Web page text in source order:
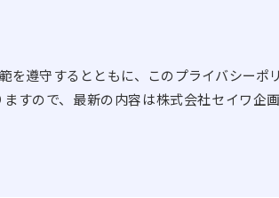
を遵守するとともに、このプライバシーポ
すので、最新の内容は株式会社セイワ企